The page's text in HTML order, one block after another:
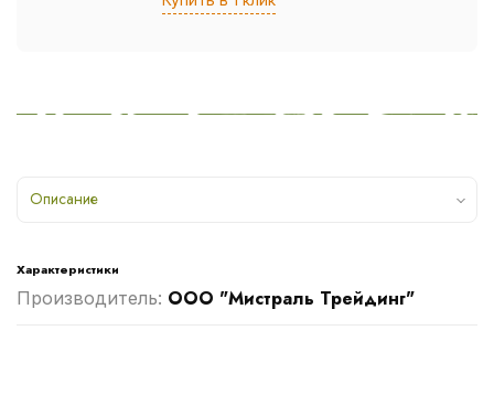
Описание
Характеристики
Производитель: ООО "Мистраль Трейдинг"